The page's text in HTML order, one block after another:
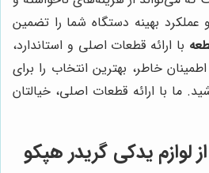
عملکرد بهینه دستگاه شما را تضمین
با ارائه قطعات اصلی و استاندارد،
خاطر، بهترین انتخاب را برای
ما با ارائه قطعات اصلی، خیالتان
لوازم یدکی گریدر هپکو